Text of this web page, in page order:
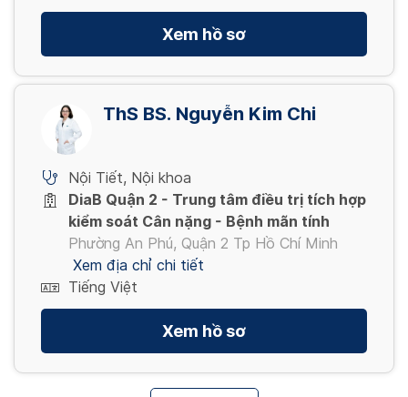
Xem hồ sơ
ThS BS. Nguyễn Kim Chi
Nội Tiết, Nội khoa
DiaB Quận 2 - Trung tâm điều trị tích hợp
kiểm soát Cân nặng - Bệnh mãn tính
Phường An Phú, Quận 2 Tp Hồ Chí Minh
Xem địa chỉ chi tiết
Tiếng Việt
Xem hồ sơ